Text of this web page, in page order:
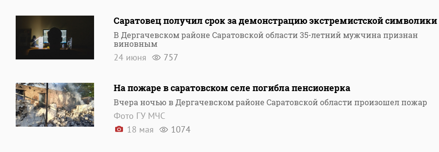
Саратовец получил срок за демонстрацию экстремистской символики
В Дергачевском районе Саратовской области 35-летний мужчина признан
виновным
24 июня 757
На пожаре в саратовском селе погибла пенсионерка
Вчера ночью в Дергачевском районе Саратовской области произошел пожар
Фото ГУ МЧС
18 мая
1074